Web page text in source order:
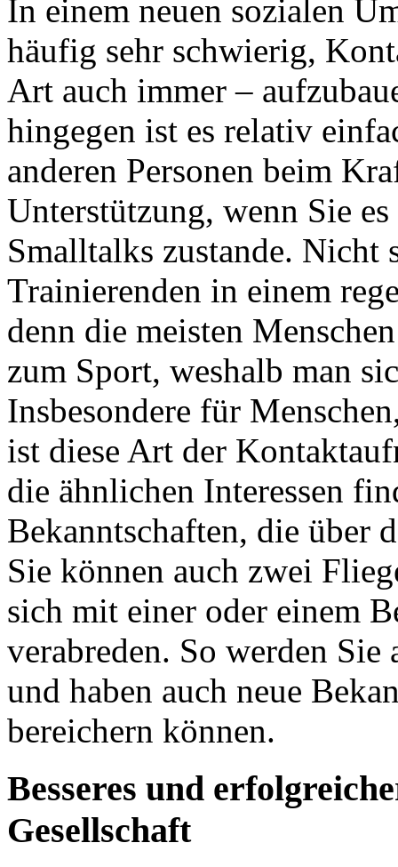
In einem neuen sozialen
häufig sehr schwierig,
Art auch immer –
hingegen ist es relativ
anderen Personen beim
Unterstützung, wenn Sie
Smalltalks zustande. Nicht
Trainierenden in einem
denn die meisten
zum Sport, weshalb man
Insbesondere für
ist diese Art der
die ähnlichen Interessen
Bekanntschaften, die über
Sie können auch zwei
sich mit einer oder einem
verabreden. So werden
und haben auch neue
bereichern können.
Besseres und
Gesellschaft